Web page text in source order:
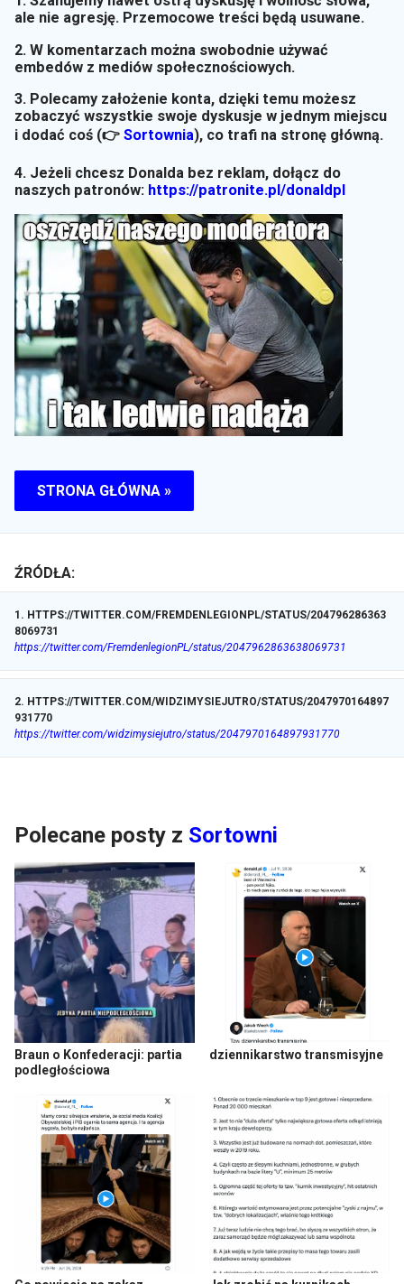
ale nie agresję. Przemocowe treści będą usuwane.
2. W komentarzach można swobodnie używać
embedów z mediów społecznościowych.
3. Polecamy założenie konta, dzięki temu możesz
zobaczyć wszystkie swoje dyskusje w jednym miejscu
i dodać coś (👉 Sortownia), co trafi na stronę główną.
4. Jeżeli chcesz Donalda bez reklam, dołącz do
naszych patronów: https://patronite.pl/donaldpl
STRONA GŁÓWNA »
ŹRÓDŁA:
1 . HTTPS://TWITTER.COM/FREMDENLEGIONPL/STATUS/204796286363
8069731
https://twitter.com/FremdenlegionPL/status/2047962863638069731
2. HTTPS://TWITTER.COM/WIDZIMYSIEJUTRO/STATUS/2047970164897
931770
https://twitter.com/widzimysiejutro/status/2047970164897931770
Polecane posty z Sortowni
Braun o Konfederacji: partia
podległościowa
dziennikarstwo transmisyjne